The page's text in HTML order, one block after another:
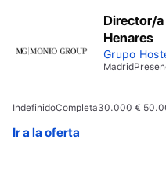
Director/a
Henares
Grupo
Madrid
IndefinidoCompleta30.000 €
Ir a la oferta